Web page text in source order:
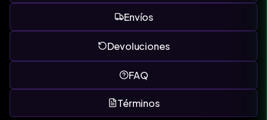
Envíos
Devoluciones
FAQ
Términos